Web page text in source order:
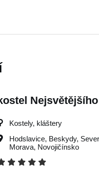
Kostely, kláštery
Hodslavice, Beskydy,
Morava, Novojičínsko